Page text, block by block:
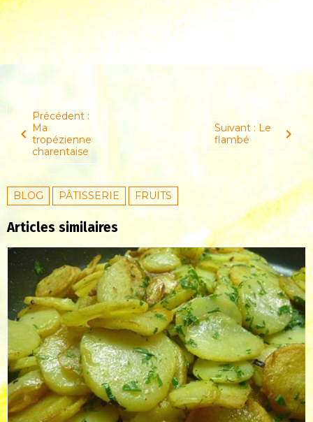
Précédent :
Ma
tropézienne
charentaise
Suivant : Le
flambé
BLOG PÂTISSERIE FRUITS
Articles similaires